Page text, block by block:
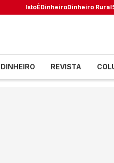
IstoÉDinheiroDinheiro Rural
DINHEIRO REVISTA